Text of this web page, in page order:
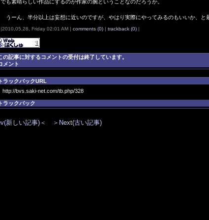
でも素晴らしい作品にするのが作家の腕ということなのだろうか。
うーん、半分以上は妄想に近いのですが、やはり実際にやってみるのもいいか、と
|2010,05,28, Friday 02:01 AM | comments (0) | trackback (0) |
の記事に対するコメントの受付は終了しています。
メント
トラックバックURL
http://bvs.saki-net.com/tb.php/328
トラックバック
新しい記事)＜ ＞Next(古い記事)